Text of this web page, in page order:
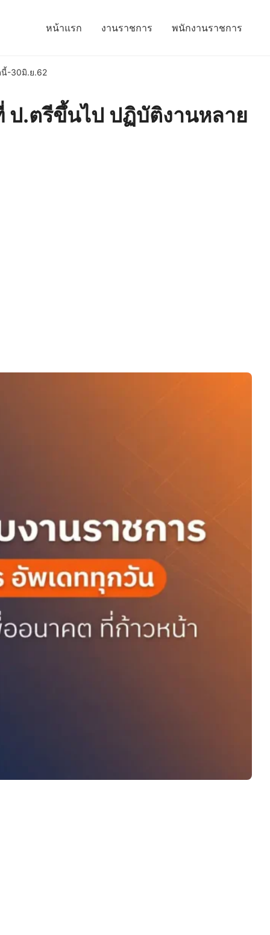
หน้าแรก งานราชการ พนักงานราชการ
-30มิ.ย.62
ป.ตรีขึ้นไป ปฏิบัติงานหลาย